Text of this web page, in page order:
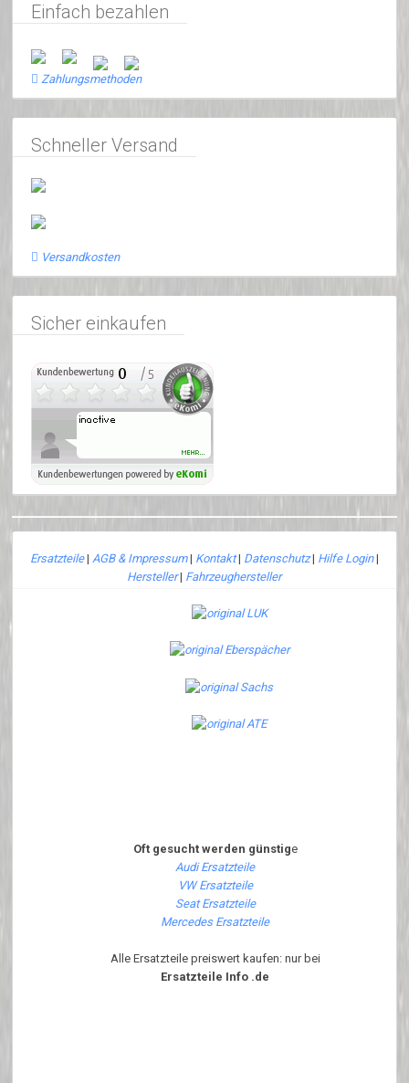
Einfach bezahlen
Zahlungsmethoden
Schneller Versand
Versandkosten
Sicher einkaufen
Ersatzteile| AGB & Impressum| Kontakt| Datenschutz| Hilfe Login|
Hersteller| Fahrzeughersteller
Oft gesucht werden günstige
Audi Ersatzteile
VW Ersatzteile
Seat Ersatzteile
Mercedes Ersatzteile
Alle Ersatzteile preiswert kaufen: nur bei
Ersatzteile Info .de